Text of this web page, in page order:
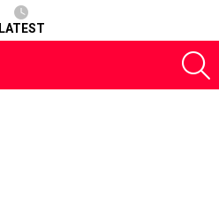
LATEST